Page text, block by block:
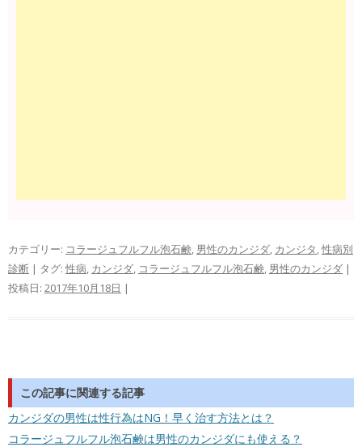
カテゴリー: コラージュフルフル泡石鹸, 男性のカンジダ, カンジタ,性病別
診断 | タグ: 性病, カンジダ, コラージュフルフル泡石鹸, 男性のカンジダ |
投稿日: 2017年10月18日 |
この記事に関連する記事
カンジダの男性は性行為はNG！早く治す方法とは？
コラージュフルフル泡石鹸は男性のカンジダにも使える？